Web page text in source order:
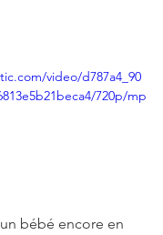
video/d787a4_90
720p/mp
bébé encore en